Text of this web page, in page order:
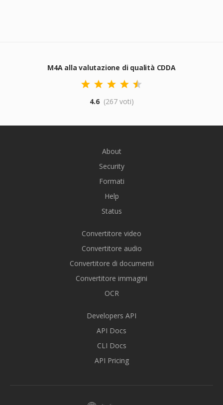
M4A alla valutazione di qualità CDDA
4.6 (267 voti)
About
Security
Formati
Help
Status
Convertitore video
Convertitore audio
Convertitore di documenti
Convertitore immagini
OCR
Developers API
API Docs
CLI Docs
API Pricing